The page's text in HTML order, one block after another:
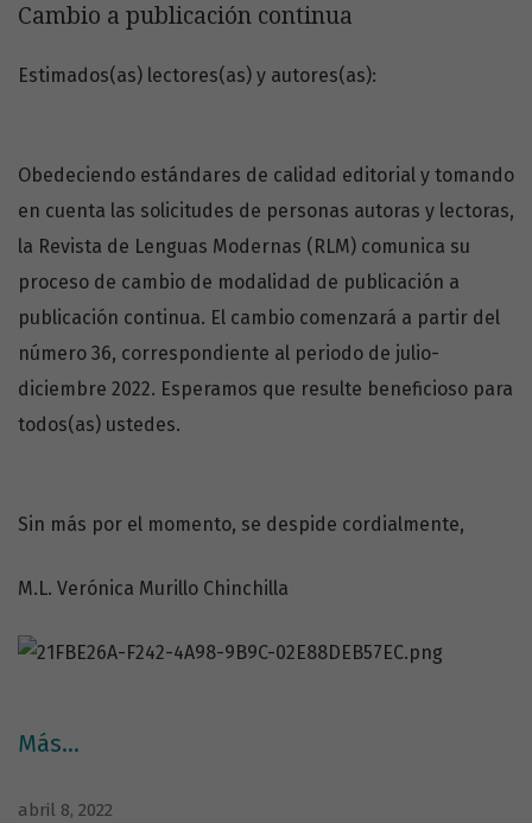
Avisos
Cambio a publicación continua
Estimados(as) lectores(as) y autores(as):
Obedeciendo estándares de calidad editorial y tomando
en cuenta las solicitudes de personas autoras y lectoras,
la Revista de Lenguas Modernas (RLM) comunica su
proceso de cambio de modalidad de publicación a
publicación continua. El cambio comenzará a partir del
número 36, correspondiente al periodo de julio-
diciembre 2022. Esperamos que resulte beneficioso para
todos(as) ustedes.
Sin más por el momento, se despide cordialmente,
M.L. Verónica Murillo Chinchilla
Más…
abril 8, 2022